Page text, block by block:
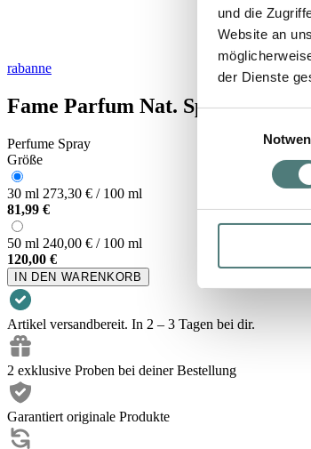
und die
Website an
der Dienste
rabanne
Fame Parfum Nat. Spray
Perfume Spray
Größe
30 ml 273,30 € / 100 ml
81,99 €
50 ml 240,00 € / 100 ml
120,00 €
IN DEN WARENKORB
Artikel versandbereit. In 2 – 3 Tagen bei dir.
2 exklusive Proben bei deiner Bestellung
Garantiert originale Produkte